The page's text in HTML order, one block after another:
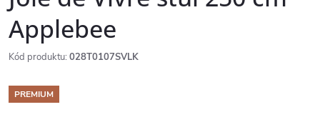
Applebee
Kód produktu: 028T0107SVLK
PREMIUM